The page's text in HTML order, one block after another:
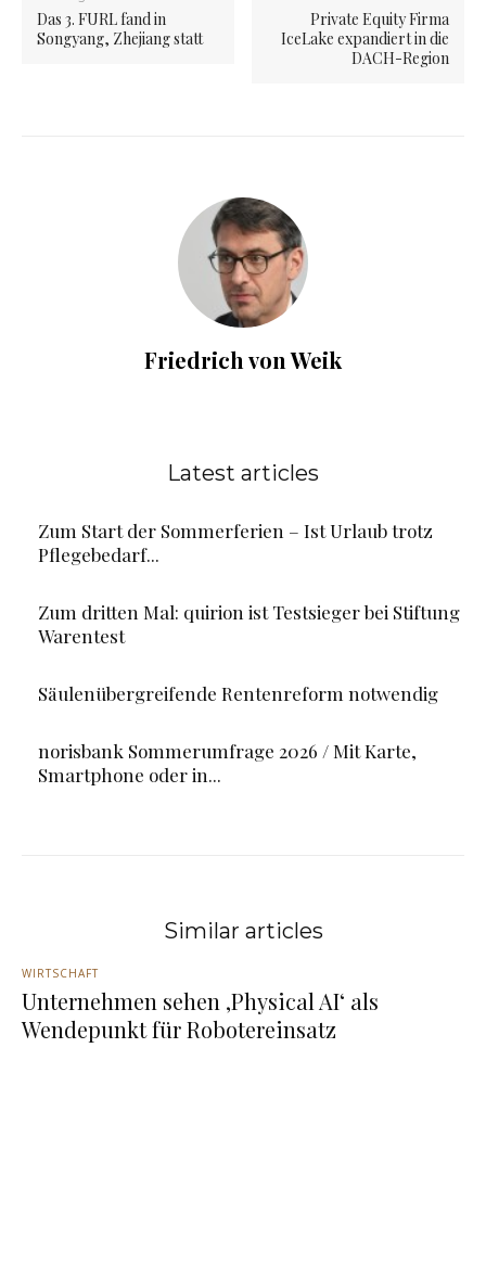
Das 3. FURL fand in
Songyang, Zhejiang statt
Private Equity Firma
IceLake expandiert in die
DACH-Region
Friedrich von Weik
Latest articles
Zum Start der Sommerferien – Ist Urlaub trotz
Pflegebedarf...
Zum dritten Mal: quirion ist Testsieger bei Stiftung
Warentest
Säulenübergreifende Rentenreform notwendig
norisbank Sommerumfrage 2026 / Mit Karte,
Smartphone oder in...
Similar articles
WIRTSCHAFT
Unternehmen sehen ‚Physical AI‘ als
Wendepunkt für Robotereinsatz